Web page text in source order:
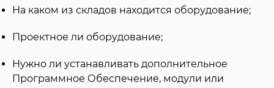
На каком из складов находится оборудование;
Проектное ли оборудование;
Нужно ли устанавливать дополнительное
Программное Обеспечение, модули или